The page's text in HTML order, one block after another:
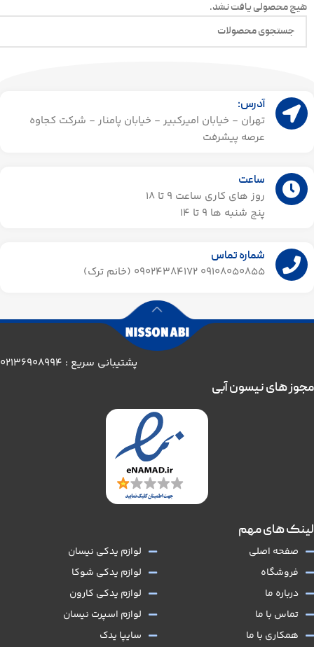
هیچ محصولی یافت نشد.
آدرس:
تهران - خیابان امیرکبیر - خیابان پامنار - شرکت کجاوه
عرصه پیشرفت
ساعت
روز های کاری ساعت ۹ تا 18
پنج شنبه ها 9 تا 14​
شماره تماس
09108050855 09024384172 (خانم ترک)
پشتیبانی سریع : 02136908994
لینک های مهم
صفحه اصلی
فروشگاه
درباره ما
تماس با ما
همکاری با ما
لوازم یدکی نیسان
لوازم یدکی شوکا
لوازم یدکی کارون
لوازم اسپرت نیسان
سایپا یدک
مجوز های نیسون آبی